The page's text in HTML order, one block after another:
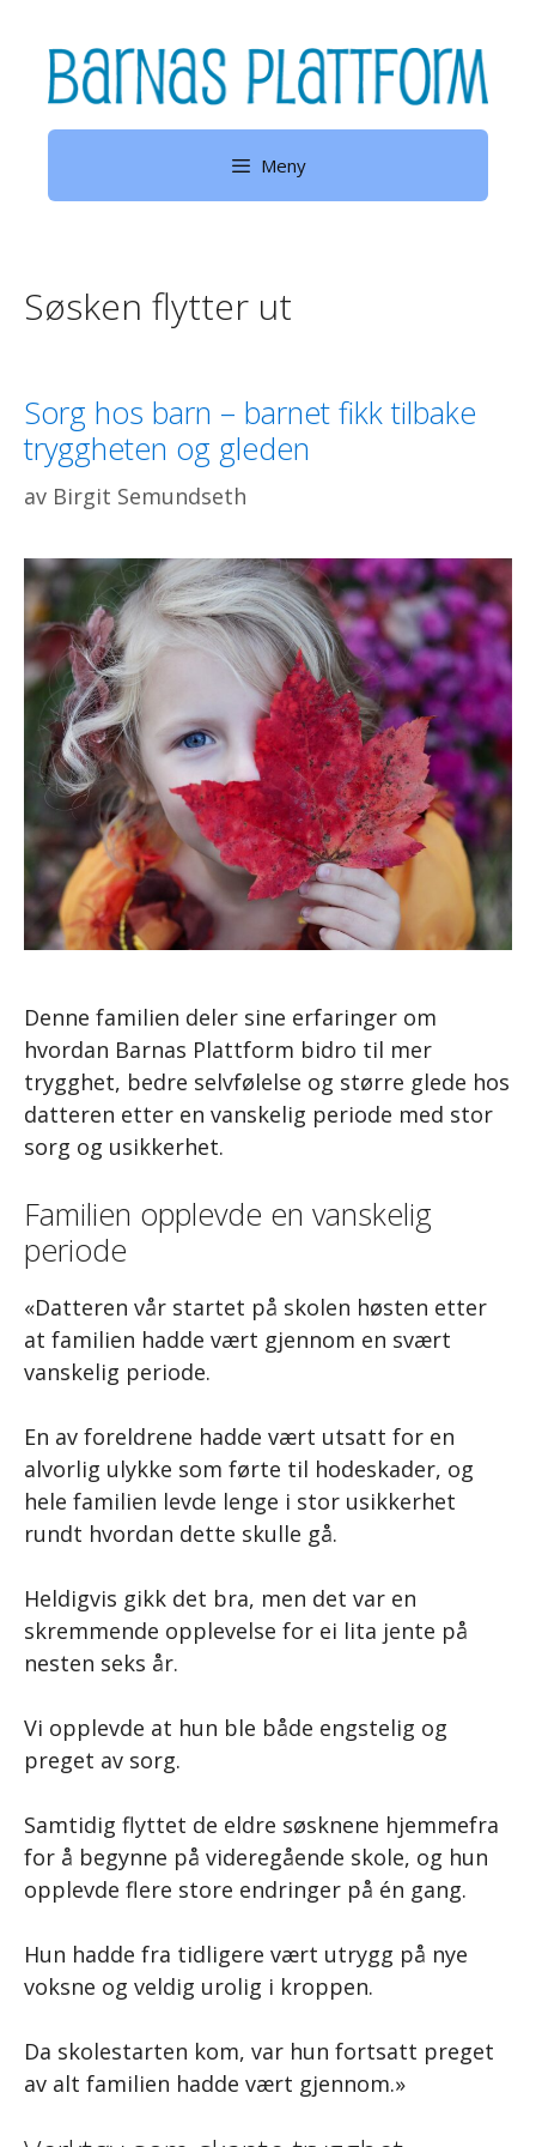
innhold
Meny
Søsken flytter ut
Sorg hos barn – barnet fikk tilbake
tryggheten og gleden
av Birgit Semundseth
Denne familien deler sine erfaringer om
hvordan Barnas Plattform bidro til mer
trygghet, bedre selvfølelse og større glede hos
datteren etter en vanskelig periode med stor
sorg og usikkerhet.
Familien opplevde en vanskelig
periode
«Datteren vår startet på skolen høsten etter
at familien hadde vært gjennom en svært
vanskelig periode.
En av foreldrene hadde vært utsatt for en
alvorlig ulykke som førte til hodeskader, og
hele familien levde lenge i stor usikkerhet
rundt hvordan dette skulle gå.
Heldigvis gikk det bra, men det var en
skremmende opplevelse for ei lita jente på
nesten seks år.
Vi opplevde at hun ble både engstelig og
preget av sorg.
Samtidig flyttet de eldre søsknene hjemmefra
for å begynne på videregående skole, og hun
opplevde flere store endringer på én gang.
Hun hadde fra tidligere vært utrygg på nye
voksne og veldig urolig i kroppen.
Da skolestarten kom, var hun fortsatt preget
av alt familien hadde vært gjennom.»